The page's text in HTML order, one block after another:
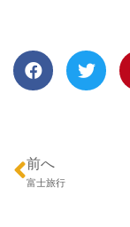
前へ
富士旅行